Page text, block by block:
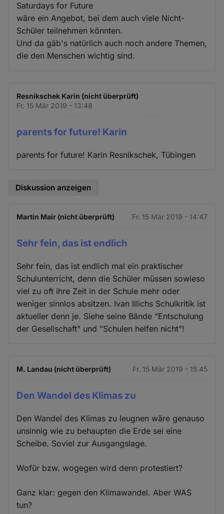
Saturdays for Future
wäre ein Angebot, bei dem auch viele Nicht-
Schüler teilnehmen könnten.
Und da gäb's natürlich auch noch andere Themen,
die den Menschen wichtig sind.
Resnikschek Karin (nicht überprüft)
Fr. 15 Mär 2019 - 13:48
parents for future! Karin
parents for future! Karin Resnikschek, Tübingen
Diskussion anzeigen
Martin Mair (nicht überprüft) Fr. 15 Mär 2019 - 14:47
Sehr fein, das ist endlich
Sehr fein, das ist endlich mal ein praktischer
Schulunterricht, denn die Schüler müssen sowieso
viel zu oft ihre Zeit in der Schule mehr oder
weniger sinnlos absitzen. Ivan Illichs Schulkritik ist
aktueller denn je. Siehe seine Bände "Entschulung
der Gesellschaft" und "Schulen helfen nicht"!
M. Landau (nicht überprüft) Fr. 15 Mär 2019 - 15:45
Den Wandel des Klimas zu
Den Wandel des Klimas zu leugnen wäre genauso
unsinnig wie zu behaupten die Erde sei eine
Scheibe. Soviel zur Ausgangslage.
Wofür bzw. wogegen wird denn protestiert?
Ganz klar: gegen den Klimawandel. Aber WAS
tun?